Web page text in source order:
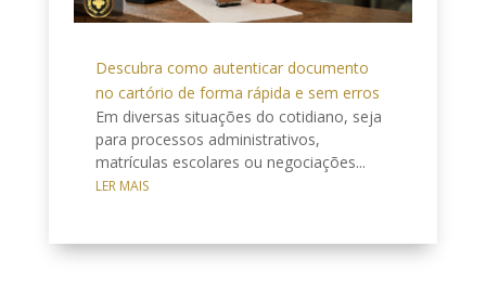
Descubra como autenticar documento
no cartório de forma rápida e sem erros
Em diversas situações do cotidiano, seja
para processos administrativos,
matrículas escolares ou negociações...
LER MAIS